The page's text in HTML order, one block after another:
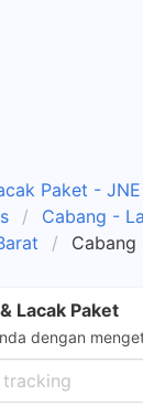
Paket -
Cabang -
Cabang
Lacak Paket
dengan